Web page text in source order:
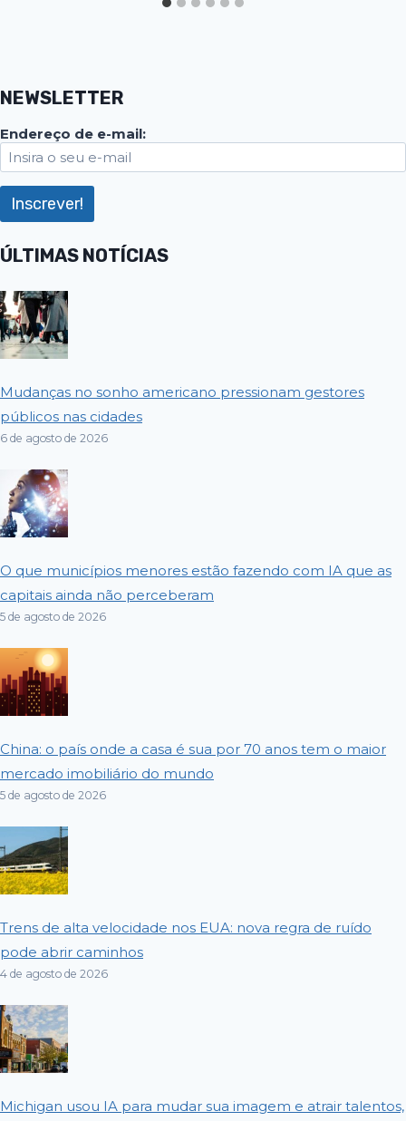
NEWSLETTER
Endereço de e-mail:
ÚLTIMAS NOTÍCIAS
Mudanças no sonho americano pressionam gestores
públicos nas cidades
6 de agosto de 2026
O que municípios menores estão fazendo com IA que as
capitais ainda não perceberam
5 de agosto de 2026
China: o país onde a casa é sua por 70 anos tem o maior
mercado imobiliário do mundo
5 de agosto de 2026
Trens de alta velocidade nos EUA: nova regra de ruído
pode abrir caminhos
4 de agosto de 2026
Michigan usou IA para mudar sua imagem e atrair talentos,